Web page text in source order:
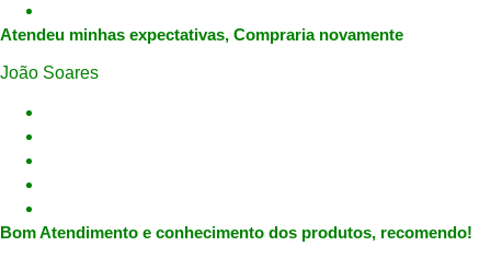
Atendeu minhas expectativas, Compraria novamente
João Soares
Bom Atendimento e conhecimento dos produtos, recomendo!